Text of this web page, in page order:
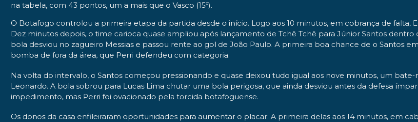
na tabela, com 43 pontos, um a mais que o Vasco (15º).
O Botafogo controlou a primeira etapa da partida desde o início. Logo aos 10 minutos, em cobrança de
Dez minutos depois, o time carioca quase ampliou após lançamento de Tchê Tchê para Júnior Santos
bola desviou no zagueiro Messias e passou rente ao gol de João Paulo. A primeira boa chance de o Santos
bomba de fora da área, que Perri defendeu com categoria.
Na volta do intervalo, o Santos começou pressionando e quase deixou tudo igual aos nove minutos, um
Leonardo. A bola sobrou para Lucas Lima chutar uma bola perigosa, que ainda desviou antes da defesa
impedimento, mas Perri foi ovacionado pela torcida botafoguense.
Os donos da casa enfileiraram oportunidades para aumentar o placar. A primeira delas aos 14 minutos, em